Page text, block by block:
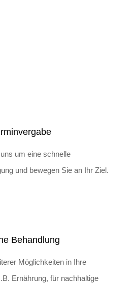
um eine schnelle
und bewegen Sie an Ihr Ziel.
Behandlung
Möglichkeiten in Ihre
Ernährung, für nachhaltige